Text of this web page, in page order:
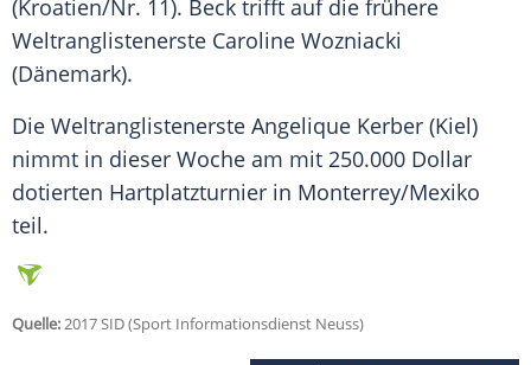
(Kroatien/Nr. 11). Beck trifft auf die frühere
Weltranglistenerste Caroline Wozniacki
(Dänemark).
Die Weltranglistenerste Angelique Kerber (Kiel)
nimmt in dieser Woche am mit 250.000 Dollar
dotierten Hartplatzturnier in Monterrey/Mexiko
teil.
Quelle:2017 SID (Sport Informationsdienst Neuss)